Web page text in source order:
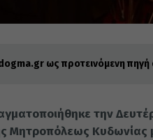
ως προτεινόμενη πηγή
την
Μητροπόλεως Κυδωνίας